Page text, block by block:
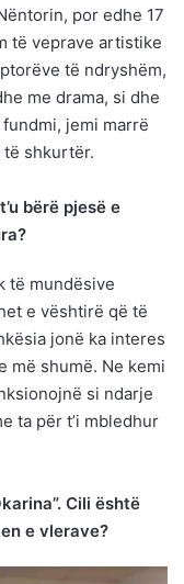
por edhe 17
të veprave artistike
të ndryshëm,
me drama, si dhe
jemi marrë
të shkurtër.
bërë pjesë e
të mundësive
e vështirë që të
jonë ka interes
më shumë. Ne kemi
si ndarje
ta për t’i mbledhur
Cili është
e vlerave?